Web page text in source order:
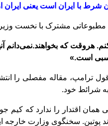
شرط با ایران است یعنی
هروقت که بخواهند.نمی‌دانم
است.»
شرائط خود.
همان اقتدار را ندارد که
پوتین. سخنگوی وزارت خارجه